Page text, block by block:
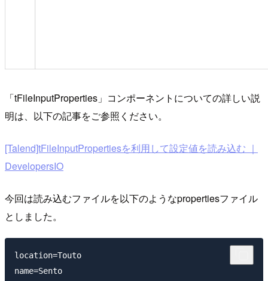
「tFileInputProperties」コンポーネントについての詳しい説
明は、以下の記事をご参照ください。
[Talend]tFileInputPropertiesを利用して設定値を読み込む ｜
DevelopersIO
今回は読み込むファイルを以下のようなpropertiesファイル
としました。
location=Touto
name=Sento